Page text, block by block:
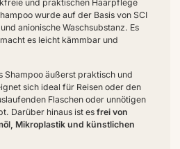
und praktischen Haarpflege
wurde auf der Basis von SCI
anionische Waschsubstanz. Es
es leicht kämmbar und
Shampoo äußerst praktisch und
sich ideal für Reisen oder den
Flaschen oder unnötigen
Darüber hinaus ist es frei von
Mikroplastik und künstlichen